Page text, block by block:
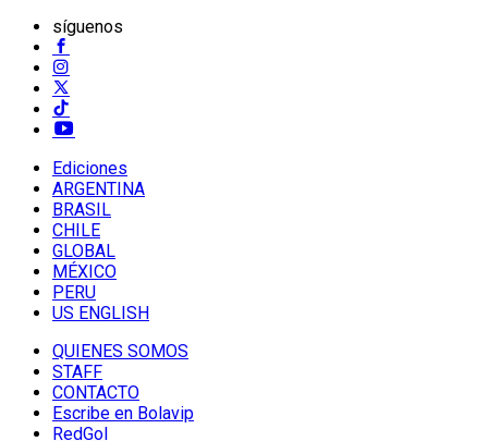
síguenos
Ediciones
ARGENTINA
BRASIL
CHILE
GLOBAL
MÉXICO
PERU
US ENGLISH
QUIENES SOMOS
STAFF
CONTACTO
Escribe en Bolavip
RedGol